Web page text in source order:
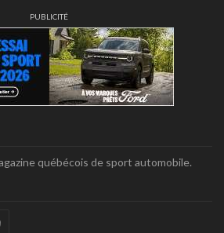
PUBLICITÉ
québécois de sport automobile.